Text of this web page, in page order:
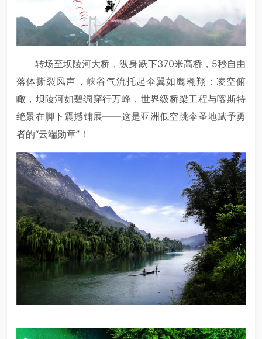
转场至坝陵河大桥，纵身跃下370米高桥，5秒自由
落体撕裂风声，峡谷气流托起伞翼如鹰翱翔；凌空俯
瞰，坝陵河如碧绸穿行万峰，世界级桥梁工程与喀斯特
绝景在脚下震撼铺展——这是亚洲低空跳伞圣地赋予勇
者的“云端勋章”！